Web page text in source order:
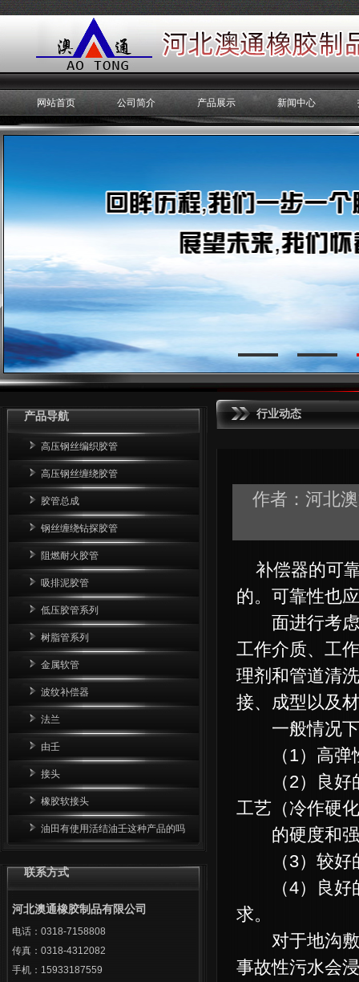
网站首页 公司简介 产品展示 新闻中心
产品导航
高压钢丝编织胶管
高压钢丝缠绕胶管
胶管总成
钢丝缠绕钻探胶管
阻燃耐火胶管
吸排泥胶管
低压胶管系列
树脂管系列
金属软管
波纹补偿器
法兰
由壬
接头
橡胶软接头
油田有使用活结油壬这种产品的吗
联系方式
河北澳通橡胶制品有限公司
电话：0318-7158808
传真：0318-4312082
手机：15933187559
行业动态
作者： 河北
补偿器的可
的。可靠性也
面进行考虑
工作介质、工
理剂和管道清
接、成型以及
一般情况下
（1）高弹性
（2）良好的
工艺（冷作硬
的硬度和强
（3）较好的
（4）良好的
求。
对于地沟敷
事故性污水会